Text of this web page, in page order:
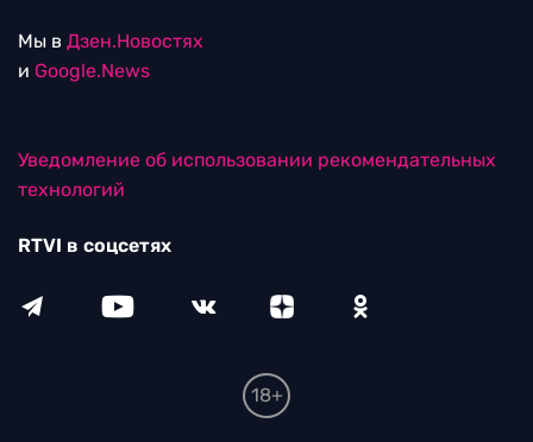
Мы в Дзен.Новостях
и Google.News
Уведомление об использовании рекомендательных
технологий
RTVI в соцсетях
18+